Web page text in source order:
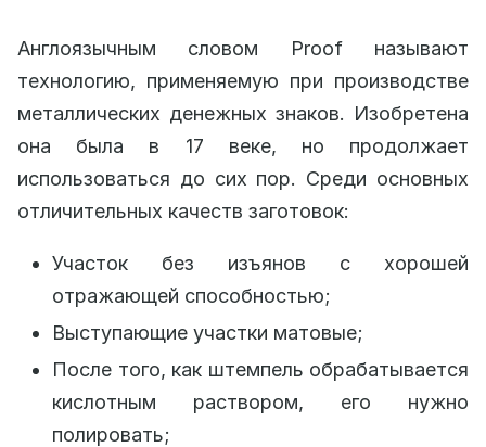
Англоязычным словом Proof называют
технологию, применяемую при производстве
металлических денежных знаков. Изобретена
она была в 17 веке, но продолжает
использоваться до сих пор. Среди основных
отличительных качеств заготовок:
Участок без изъянов с хорошей
отражающей способностью;
Выступающие участки матовые;
После того, как штемпель обрабатывается
кислотным раствором, его нужно
полировать;